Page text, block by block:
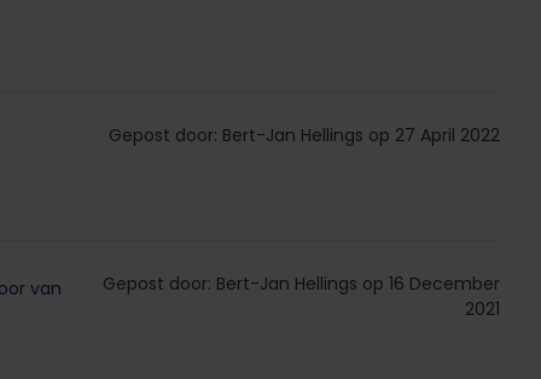
Gepost door: Bert-Jan Hellings op 27 April 2022
van
Gepost door: Bert-Jan Hellings op 16 December
2021